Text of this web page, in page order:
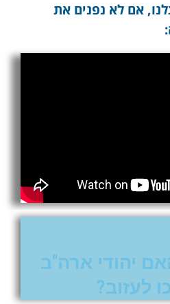
אם לא נפנים את
יהודי ארה"ב
לעזוב?